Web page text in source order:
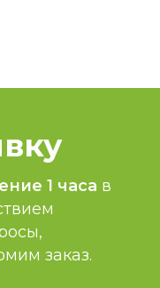
1 часа в
заказ.